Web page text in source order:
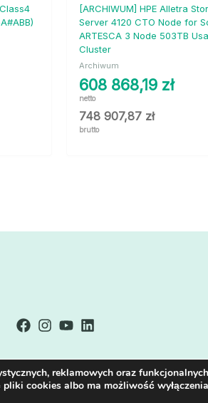
[ARCHIWUM] HPE Alletra
Server 4120 CTO Node for
ARTESCA 3 Node 503TB
Cluster
Archiwum
608 868,19 zł
netto
748 907,87 zł
brutto
reklamowych oraz
cookies albo ma możliwość